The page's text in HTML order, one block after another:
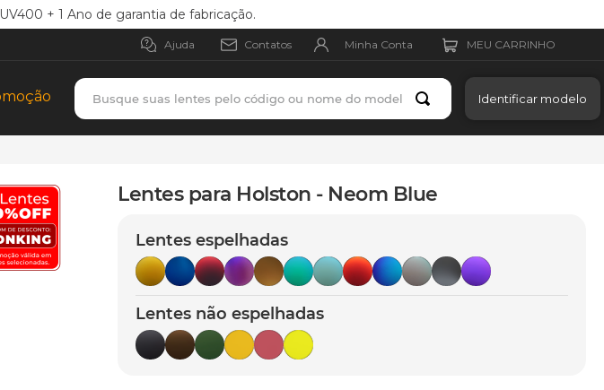
+ 1 Ano de garantia de fabricação.
Ajuda Contatos Minha Conta
Busque suas lentes pelo código ou nome do modelo
Identificar modelo
Lentes para Holston - Neom Blue
Lentes espelhadas
Lentes não espelhadas